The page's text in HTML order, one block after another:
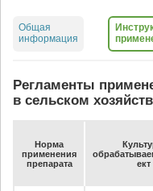
Общая
информация
Регламенты
в сельском
Нор­ма
при­ме­не­ния
пре­па­ра­та
ект